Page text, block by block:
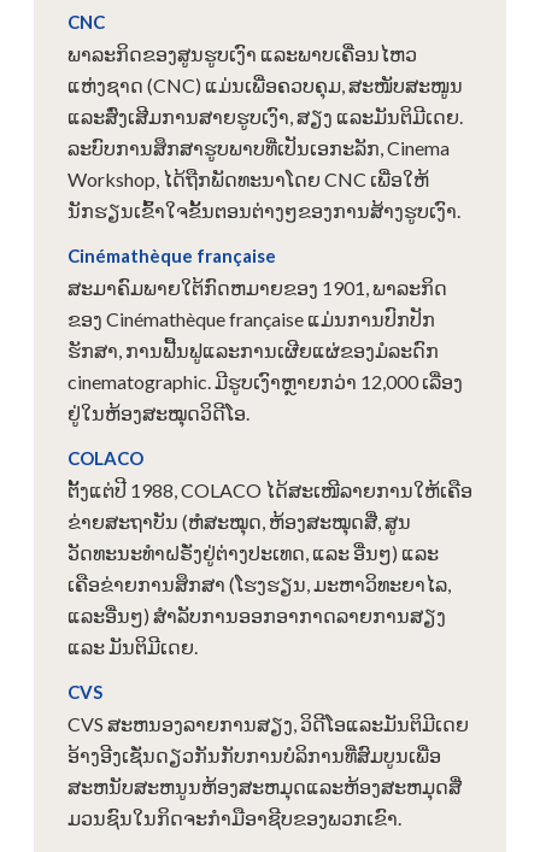
CNC
ພາລະກິດຂອງສູນຮູບເງົາ ແລະພາບເຄື່ອນໄຫວ
ແຫ່ງຊາດ (CNC) ແມ່ນເພື່ອຄວບຄຸມ, ສະໜັບສະໜູນ
ແລະສົ່ງເສີມການສາຍຮູບເງົາ, ສຽງ ແລະມັນຕິມີເດຍ.
ລະບົບການສຶກສາຮູບພາບທີ່ເປັນເອກະລັກ, Cinema
Workshop, ໄດ້ຖືກພັດທະນາໂດຍ CNC ເພື່ອໃຫ້
ນັກຮຽນເຂົ້າໃຈຂັ້ນຕອນຕ່າງໆຂອງການສ້າງຮູບເງົາ.
Cinémathèque française
ສະມາຄົມພາຍໃຕ້ກົດຫມາຍຂອງ 1901, ພາລະກິດ
ຂອງ Cinémathèque française ແມ່ນການປົກປັກ
ຮັກສາ, ການຟື້ນຟູແລະການເຜີຍແຜ່ຂອງມໍລະດົກ
cinematographic. ມີຮູບເງົາຫຼາຍກວ່າ 12,000 ເລື່ອງ
ຢູ່ໃນຫ້ອງສະໝຸດວິດີໂອ.
COLACO
ຕັ້ງແຕ່ປີ 1988, COLACO ໄດ້ສະເໜີລາຍການໃຫ້ເຄືອ
ຂ່າຍສະຖາບັນ (ຫໍສະໝຸດ, ຫ້ອງສະໝຸດສື່, ສູນ
ວັດທະນະທຳຝຣັ່ງຢູ່ຕ່າງປະເທດ, ແລະ ອື່ນໆ) ແລະ
ເຄືອຂ່າຍການສຶກສາ (ໂຮງຮຽນ, ມະຫາວິທະຍາໄລ,
ແລະອື່ນໆ) ສຳລັບການອອກອາກາດລາຍການສຽງ
ແລະ ມັນຕິມີເດຍ.
CVS
CVS ສະຫນອງລາຍການສຽງ, ວິດີໂອແລະມັນຕິມີເດຍ
ອ້າງອີງເຊັ່ນດຽວກັນກັບການບໍລິການທີ່ສົມບູນເພື່ອ
ສະຫນັບສະຫນູນຫ້ອງສະຫມຸດແລະຫ້ອງສະຫມຸດສື່
ມວນຊົນໃນກິດຈະກໍາມືອາຊີບຂອງພວກເຂົາ.